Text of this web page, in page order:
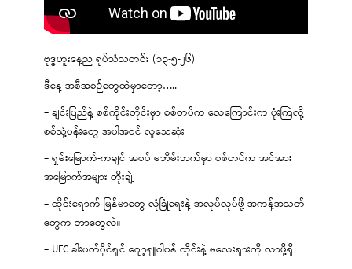
ဗုဒ္ဓဟူးနေ့ည ရုပ်သံသတင်း (၁၃-၅-၂၆)
ဒီနေ့ အစီအစဉ်တွေထဲမှာတော့…..
– ချင်းပြည်နဲ့ စစ်ကိုင်းတိုင်းမှာ စစ်တပ်က လေကြောင်းက ဗုံးကြဲလို့
စစ်သုံ့ပန်းတွေ အပါအဝင် လူသေဆုံး
– ရှမ်းမြောက်-ကချင် အစပ် မဘိမ်းဘက်မှာ စစ်တပ်က အင်အား
အမြောက်အများ တိုးချဲ့
– ထိုင်းရောက် မြန်မာတွေ လုံခြုံရေးနဲ့ အလုပ်လုပ်ဖို့ အကန့်အသတ်
တွေက ဘာတွေလဲ။
– UFC ခါးပတ်ပိုင်ရှင် ဂျော့ရှူဝါဗန် ထိုင်းနဲ့ မလေးရှားကို လာဖို့ရှိ